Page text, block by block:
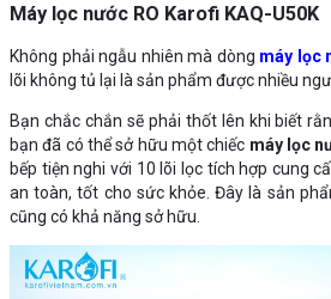
Máy lọc nước RO Karofi KAQ-U50K
Không phải ngẫu nhiên mà dòng máy lọc
lõi không tủ lại là sản phẩm được nhiều
Bạn chắc chắn sẽ phải thốt lên khi biết
bạn đã có thể sở hữu một chiếc máy lọc
bếp tiện nghi với 10 lõi lọc tích hợp cung
an toàn, tốt cho sức khỏe. Đây là sản
cũng có khả năng sở hữu.